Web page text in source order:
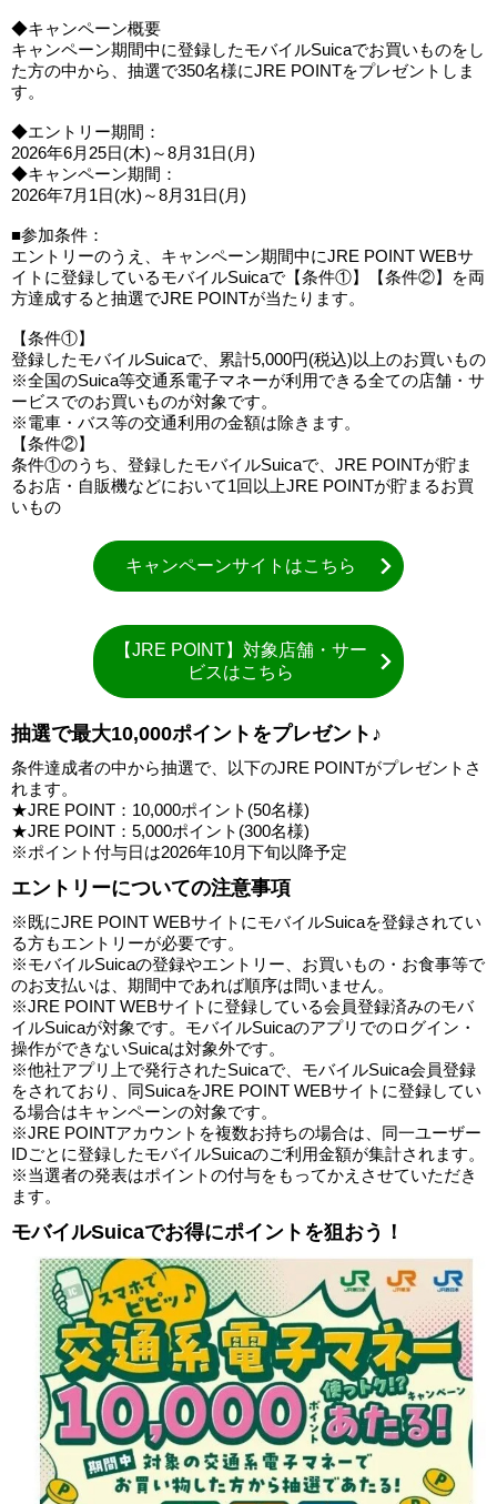
◆キャンペーン概要
キャンペーン期間中に登録したモバイルSuicaでお買いものをし
た方の中から、抽選で350名様にJRE POINTをプレゼントしま
す。
◆エントリー期間：
2026年6月25日(木)～8月31日(月)
◆キャンペーン期間：
2026年7月1日(水)～8月31日(月)
■参加条件：
エントリーのうえ、キャンペーン期間中にJRE POINT WEBサ
イトに登録しているモバイルSuicaで【条件①】【条件②】を両
方達成すると抽選でJRE POINTが当たります。
【条件①】
登録したモバイルSuicaで、累計5,000円(税込)以上のお買いもの
※全国のSuica等交通系電子マネーが利用できる全ての店舗・サ
ービスでのお買いものが対象です。
※電車・バス等の交通利用の金額は除きます。
【条件②】
条件①のうち、登録したモバイルSuicaで、JRE POINTが貯ま
るお店・自販機などにおいて1回以上JRE POINTが貯まるお買
いもの
キャンペーンサイトはこちら
【JRE POINT】対象店舗・サー
ビスはこちら
抽選で最大10,000ポイントをプレゼント♪
条件達成者の中から抽選で、以下のJRE POINTがプレゼントさ
れます。
★JRE POINT：10,000ポイント(50名様)
★JRE POINT：5,000ポイント(300名様)
※ポイント付与日は2026年10月下旬以降予定
エントリーについての注意事項
※既にJRE POINT WEBサイトにモバイルSuicaを登録されてい
る方もエントリーが必要です。
※モバイルSuicaの登録やエントリー、お買いもの・お食事等で
のお支払いは、期間中であれば順序は問いません。
※JRE POINT WEBサイトに登録している会員登録済みのモバ
イルSuicaが対象です。モバイルSuicaのアプリでのログイン・
操作ができないSuicaは対象外です。
※他社アプリ上で発行されたSuicaで、モバイルSuica会員登録
をされており、同SuicaをJRE POINT WEBサイトに登録してい
る場合はキャンペーンの対象です。
※JRE POINTアカウントを複数お持ちの場合は、同一ユーザー
IDごとに登録したモバイルSuicaのご利用金額が集計されます。
※当選者の発表はポイントの付与をもってかえさせていただき
ます。
モバイルSuicaでお得にポイントを狙おう！